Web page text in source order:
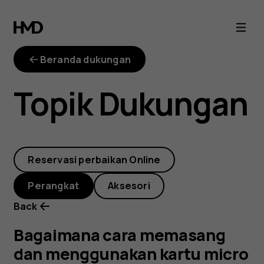
Bagaimana
cara
memasang
dan
menggunakan
kartu
micro
SD
Beranda dukungan
Topik Dukungan
Reservasi perbaikan Online
Perangkat
Aksesori
Back
Bagaimana cara memasang
dan menggunakan kartu micro